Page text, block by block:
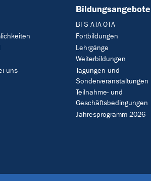
uns
Bildungsangebote
BFS ATA-OTA
Fortbildungen
Lehrgänge
Weiterbildungen
Tagungen und
Sonderveranstaltungen
Teilnahme- und
Geschäftsbedingungen
Jahresprogramm 2026